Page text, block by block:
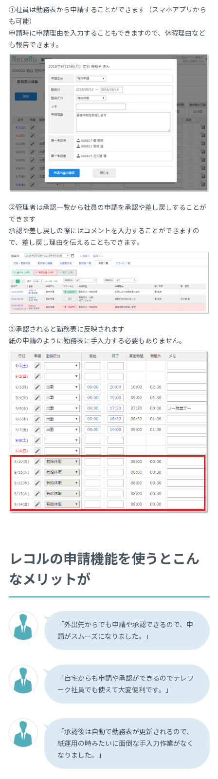
①社員は勤務表から申請することができます（スマホアプリから
も可能）
申請時に申請理由を入力することもできますので、休暇理由など
も報告できます。
②管理者は承認一覧から社員の申請を承認や差し戻しすることが
できます
承認や差し戻しの際にはコメントを入力することができますの
で、差し戻し理由を伝えることもできます。
③承認されると勤務表に反映されます
紙の申請のように勤務表に手入力する必要もありません。
レコルの申請機能を使うとこん
なメリットが
「外出先からでも申請や承認できるので、申
請がスムーズになりました。」
「自宅からも申請や承認ができるのでテレワ
ーク社員でも使えて大変便利です。」
「承認後は自動で勤務表が更新されるので、
紙運用の時みたいに面倒な手入力作業がなく
なりました。」